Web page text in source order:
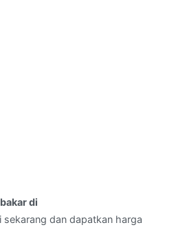
di
sekarang dan dapatkan harga